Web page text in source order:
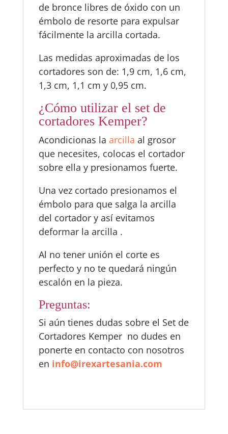
de bronce libres de óxido con un
émbolo de resorte para expulsar
fácilmente la arcilla cortada.
Las medidas aproximadas de los
cortadores son de: 1,9 cm, 1,6 cm,
1,3 cm, 1,1 cm y 0,95 cm.
¿Cómo utilizar el set de
cortadores Kemper?
Acondicionas la arcilla al grosor
que necesites, colocas el cortador
sobre ella y presionamos fuerte.
Una vez cortado presionamos el
émbolo para que salga la arcilla
del cortador y así evitamos
deformar la arcilla .
Al no tener unión el corte es
perfecto y no te quedará ningún
escalón en la pieza.
Preguntas:
Si aún tienes dudas sobre el Set de
Cortadores Kemper no dudes en
ponerte en contacto con nosotros
en info@irexartesania.com